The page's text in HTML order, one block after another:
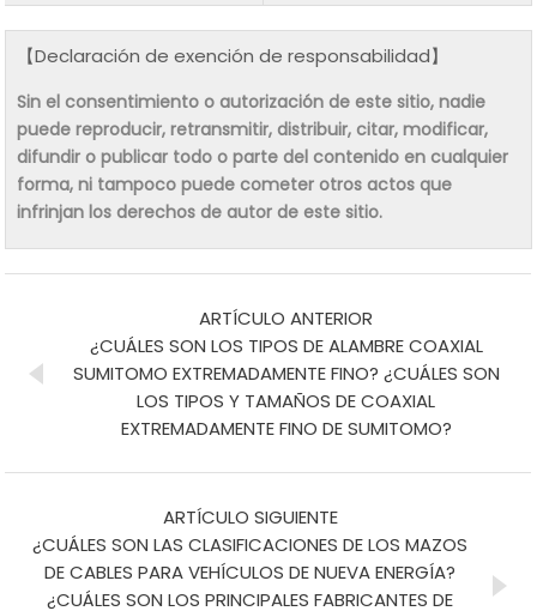
【Declaración de exención de responsabilidad】
Sin el consentimiento o autorización de este sitio, nadie
puede reproducir, retransmitir, distribuir, citar, modificar,
difundir o publicar todo o parte del contenido en cualquier
forma, ni tampoco puede cometer otros actos que
infrinjan los derechos de autor de este sitio.
ARTÍCULO ANTERIOR
¿CUÁLES SON LOS TIPOS DE ALAMBRE COAXIAL
SUMITOMO EXTREMADAMENTE FINO? ¿CUÁLES SON
LOS TIPOS Y TAMAÑOS DE COAXIAL
EXTREMADAMENTE FINO DE SUMITOMO?
ARTÍCULO SIGUIENTE
¿CUÁLES SON LAS CLASIFICACIONES DE LOS MAZOS
DE CABLES PARA VEHÍCULOS DE NUEVA ENERGÍA?
¿CUÁLES SON LOS PRINCIPALES FABRICANTES DE